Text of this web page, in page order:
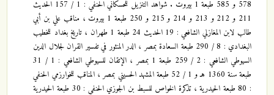
578 و 585 طبعة 1 بيروت . شواهد التنزيل للحسكاني الحنفي : 1 / 157 الحديث
211 و 212 و 213 و 214 و 215 و 250 طبعة 1 بيروت ، مناقب علي بن أبي
طالب لابن المغازلي الشافعي : 19 الحديث 24 طبعة 1 طهران ، تاريخ بغداد للخطيب
البغدادي : 8 / 290 طبعة السعادة بمصر ، الدر المنثور في تفسير القران لجلال الدين
السيوطي الشافعي : 2 / 259 طبعة 1 بمصر ، الإتقان للسيوطي الشافعي : 1 / 31
طبعة سنة 1360 هـ‍ و 1 / 52 طبعة المشهد الحسيني بمصر ، المناقب للخوارزمي الحنفي
: 80 طبعة الحيدرية ، تذكرة الخواص للسبط بن الجوزي الحنفي : 30 طبعة الحيدرية